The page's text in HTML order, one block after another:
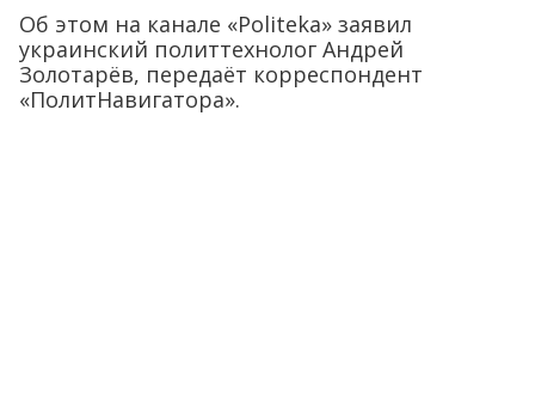
Об этом на канале «Politeka» заявил
украинский политтехнолог Андрей
Золотарёв, передаёт корреспондент
«ПолитНавигатора».